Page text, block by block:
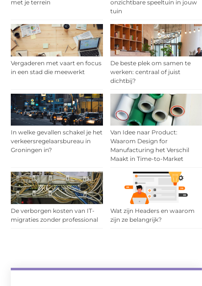
met je terrein
onzichtbare speeltuin in jouw
tuin
Vergaderen met vaart en focus
in een stad die meewerkt
De beste plek om samen te
werken: centraal of juist
dichtbij?
In welke gevallen schakel je het
verkeersregelaarsbureau in
Groningen in?
Van Idee naar Product:
Waarom Design for
Manufacturing het Verschil
Maakt in Time-to-Market
De verborgen kosten van IT-
migraties zonder professional
Wat zijn Headers en waarom
zijn ze belangrijk?